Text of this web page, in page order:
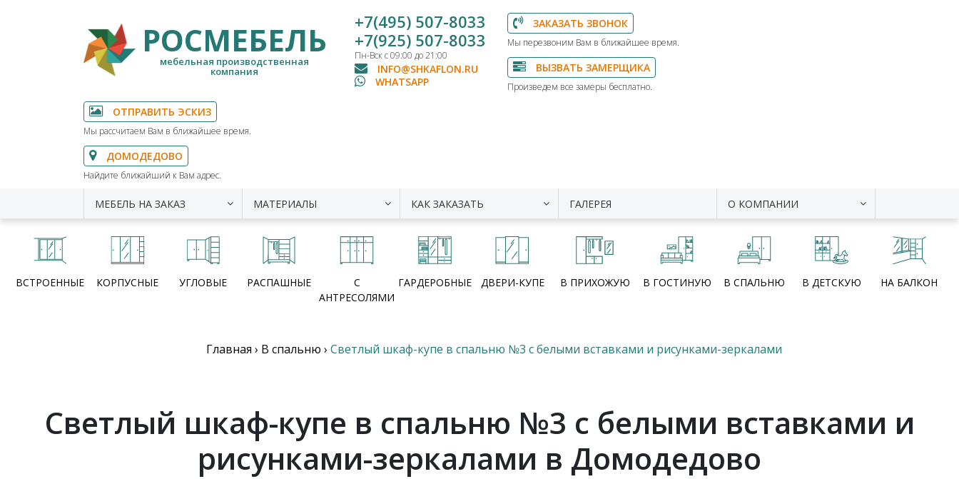
РОСМЕБЕЛЬ
мебельная производственная
компания
+7(495) 507-8033
+7(925) 507-8033
Пн-Вск с 09:00 до 21:00
INFO@SHKAFLON.RU
WHATSAPP
ЗАКАЗАТЬ ЗВОНОК
Мы перезвоним Вам в ближайшее время.
ВЫЗВАТЬ ЗАМЕРЩИКА
Произведем все замеры бесплатно.
ОТПРАВИТЬ ЭСКИЗ
Мы рассчитаем Вам в ближайшее время.
ДОМОДЕДОВО
Найдите ближайший к Вам адрес.
МЕБЕЛЬ НА ЗАКАЗ МАТЕРИАЛЫ КАК ЗАКАЗАТЬ ГАЛЕРЕЯ О КОМПАНИИ
ВСТРОЕННЫЕ КОРПУСНЫЕ УГЛОВЫЕ РАСПАШНЫЕ
С
АНТРЕСОЛЯМИ
ГАРДЕРОБНЫЕ ДВЕРИ-КУПЕ В ПРИХОЖУЮ В ГОСТИНУЮ В СПАЛЬНЮ В ДЕТСКУЮ НА БАЛКОН
Главная › В спальню › Светлый шкаф-купе в спальню №3 с белыми вставками и рисунками-зеркалами
Светлый шкаф-купе в спальню №3 с белыми вставками и
рисунками-зеркалами в Домодедово